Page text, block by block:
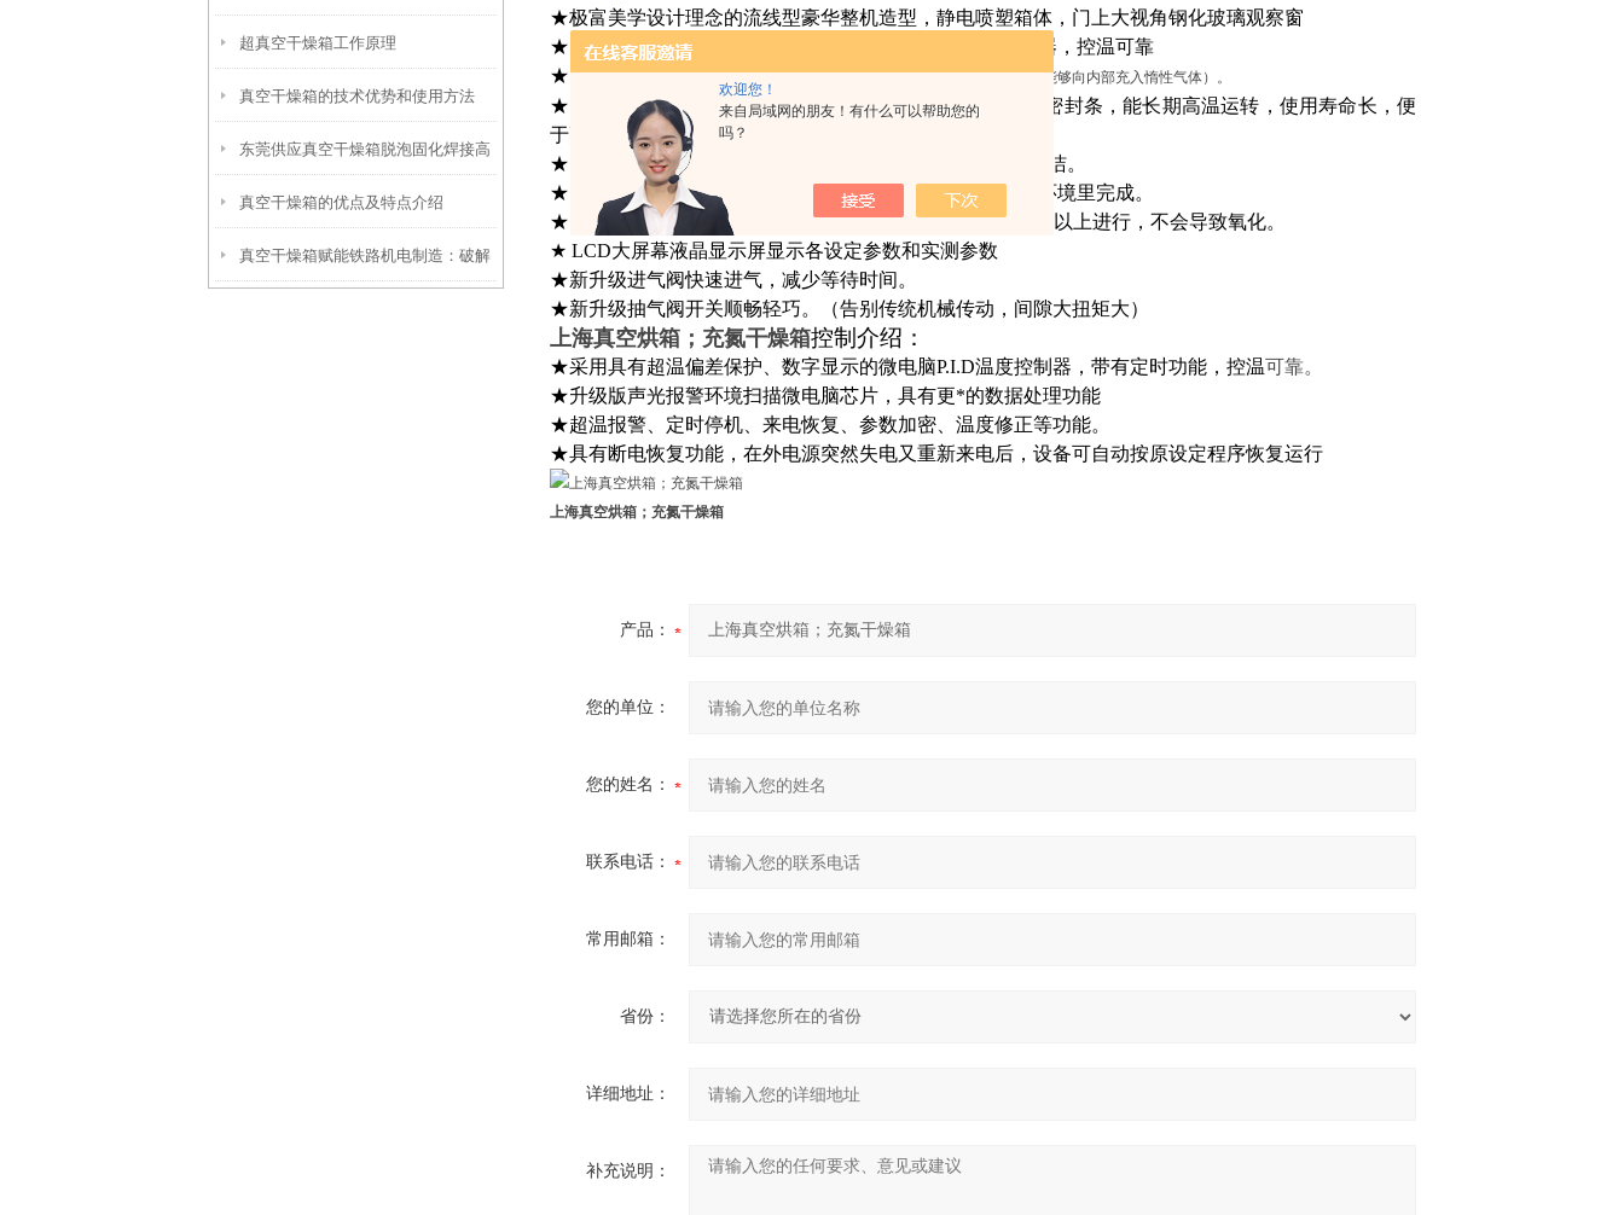
欢迎您！
来自局域网的朋友！有什么可以帮助您的
吗？
超真空干燥箱工作原理
真空干燥箱的技术优势和使用方法
东莞供应真空干燥箱脱泡固化焊接高
温处理箱
真空干燥箱的优点及特点介绍
真空干燥箱赋能铁路机电制造：破解
★极富美学设计理念的流线型豪华整机造型，静电喷塑箱体，门上大视角钢化玻璃观察窗
★ 长方体工作室，使用效容积
，微电脑温度控制器，控温可靠
★ 钢化、双层玻璃观察窗，使工作室内物体一目了然；（需要时选配：能够向内部充入惰性气体）。
★ 箱门闭合松紧能调节，采用新型本公司开模的合成硅胶密封条，能长期高温运转，使用寿命长，便
于更换，并在进气后可以立刻打开门，无需等待。
★ 工作室采用304不锈钢制成，确保产品经久耐用，便于清洁。
★ 储存、加热、试验和干燥可在无氧气或者充满惰性气体环境里完成。
★ 短加热时间，与传统真空干燥箱相比，加热时间减少50%以上进行，不会导致氧化。
★ LCD大屏幕液晶显示屏显示各设定参数和实测参数
★新升级进气阀快速进气，减少等待时间。
★新升级抽气阀开关顺畅轻巧。（告别传统机械传动，间隙大扭矩大）
上海真空烘箱；充氮干燥箱控制介绍：
★采用具有超温偏差保护、数字显示的微电脑P.I.D温度控制器，带有定时功能，控温可靠。
★升级版声光报警环境扫描微电脑芯片，具有更*的数据处理功能
★超温报警、定时停机、来电恢复、参数加密、温度修正等功能。
★具有断电恢复功能，在外电源突然失电又重新来电后，设备可自动按原设定程序恢复运行
上海真空烘箱；充氮干燥箱
产品：
您的单位：
您的姓名：
联系电话：
常用邮箱：
省份：
详细地址：
补充说明：